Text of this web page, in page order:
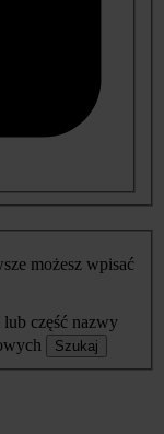
możesz wpisać
część nazwy
Szukaj